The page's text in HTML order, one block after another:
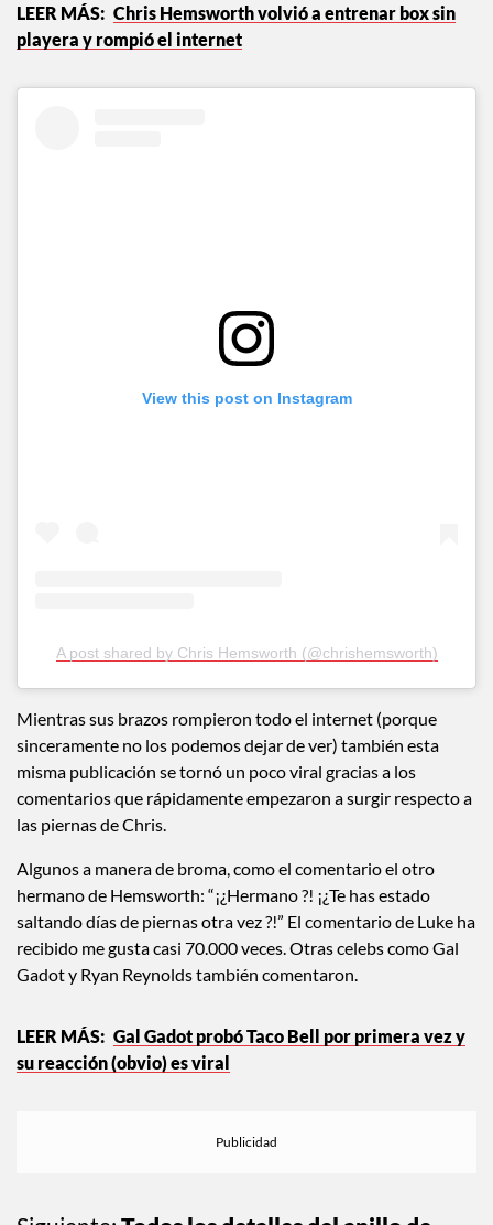
Chris Hemsworth volvió a entrenar box sin
Mientras sus brazos rompieron todo el internet (porque
sinceramente no los podemos dejar de ver) también esta
misma publicación se tornó un poco viral gracias a los
comentarios que rápidamente empezaron a surgir respecto a
Algunos a manera de broma, como el comentario el otro
hermano de Hemsworth: “¡¿Hermano ?! ¡¿Te has estado
saltando días de piernas otra vez ?!” El comentario de Luke ha
recibido me gusta casi 70.000 veces. Otras celebs como Gal
Gal Gadot probó Taco Bell por primera vez y